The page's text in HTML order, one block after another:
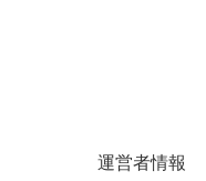
運営者情報